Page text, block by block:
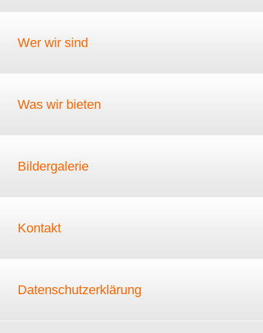
Wer wir sind
Was wir bieten
Bildergalerie
Kontakt
Datenschutzerklärung